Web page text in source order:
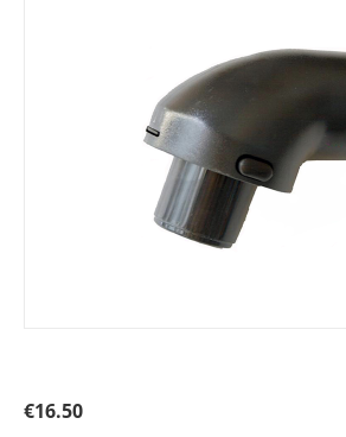
€16.50